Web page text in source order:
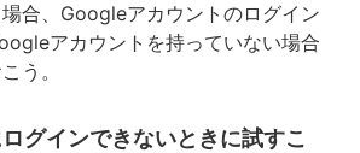
合、Googleアカウントのログイン
アカウントを持っていない場合
う。
グインできないときに試すこ